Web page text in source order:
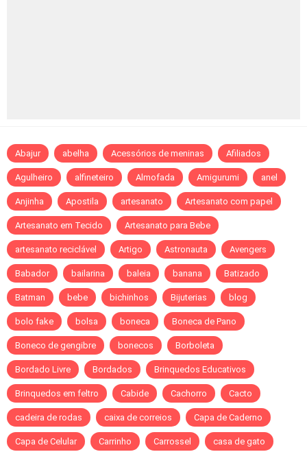
Abajur abelha Acessórios de meninas Afiliados
Agulheiro alfineteiro Almofada Amigurumi anel
Anjinha Apostila artesanato Artesanato com papel
Artesanato em Tecido Artesanato para Bebe
artesanato reciclável Artigo Astronauta Avengers
Babador bailarina baleia banana Batizado
Batman bebe bichinhos Bijuterias blog
bolo fake bolsa boneca Boneca de Pano
Boneco de gengibre bonecos Borboleta
Bordado Livre Bordados Brinquedos Educativos
Brinquedos em feltro Cabide Cachorro Cacto
cadeira de rodas caixa de correios Capa de Caderno
Capa de Celular Carrinho Carrossel casa de gato